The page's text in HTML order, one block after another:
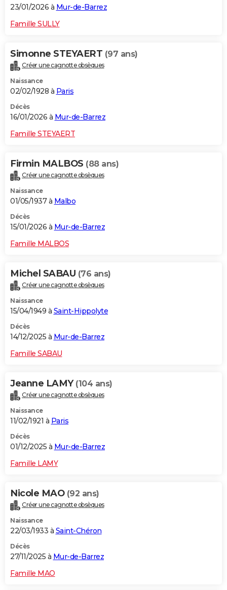
23/01/2026 à Mur-de-Barrez
Famille SULLY
Simonne STEYAERT (97 ans)
Créer une cagnotte obsèques
Naissance
02/02/1928 à Paris
Décès
16/01/2026 à Mur-de-Barrez
Famille STEYAERT
Firmin MALBOS (88 ans)
Créer une cagnotte obsèques
Naissance
01/05/1937 à Malbo
Décès
15/01/2026 à Mur-de-Barrez
Famille MALBOS
Michel SABAU (76 ans)
Créer une cagnotte obsèques
Naissance
15/04/1949 à Saint-Hippolyte
Décès
14/12/2025 à Mur-de-Barrez
Famille SABAU
Jeanne LAMY (104 ans)
Créer une cagnotte obsèques
Naissance
11/02/1921 à Paris
Décès
01/12/2025 à Mur-de-Barrez
Famille LAMY
Nicole MAO (92 ans)
Créer une cagnotte obsèques
Naissance
22/03/1933 à Saint-Chéron
Décès
27/11/2025 à Mur-de-Barrez
Famille MAO